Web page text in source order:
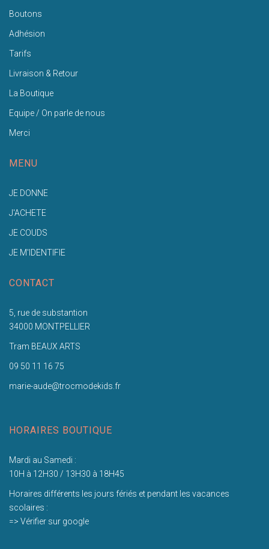
Boutons
Adhésion
Tarifs
Livraison & Retour
La Boutique
Equipe / On parle de nous
Merci
MENU
JE DONNE
J'ACHETE
JE COUDS
JE M'IDENTIFIE
CONTACT
5, rue de substantion
34000 MONTPELLIER
Tram BEAUX ARTS
09 50 11 16 75
marie-aude@trocmodekids.fr
HORAIRES BOUTIQUE
Mardi au Samedi :
10H à 12H30 / 13H30 à 18H45
Horaires différents les jours fériés et pendant les vacances
scolaires :
=> Vérifier sur google